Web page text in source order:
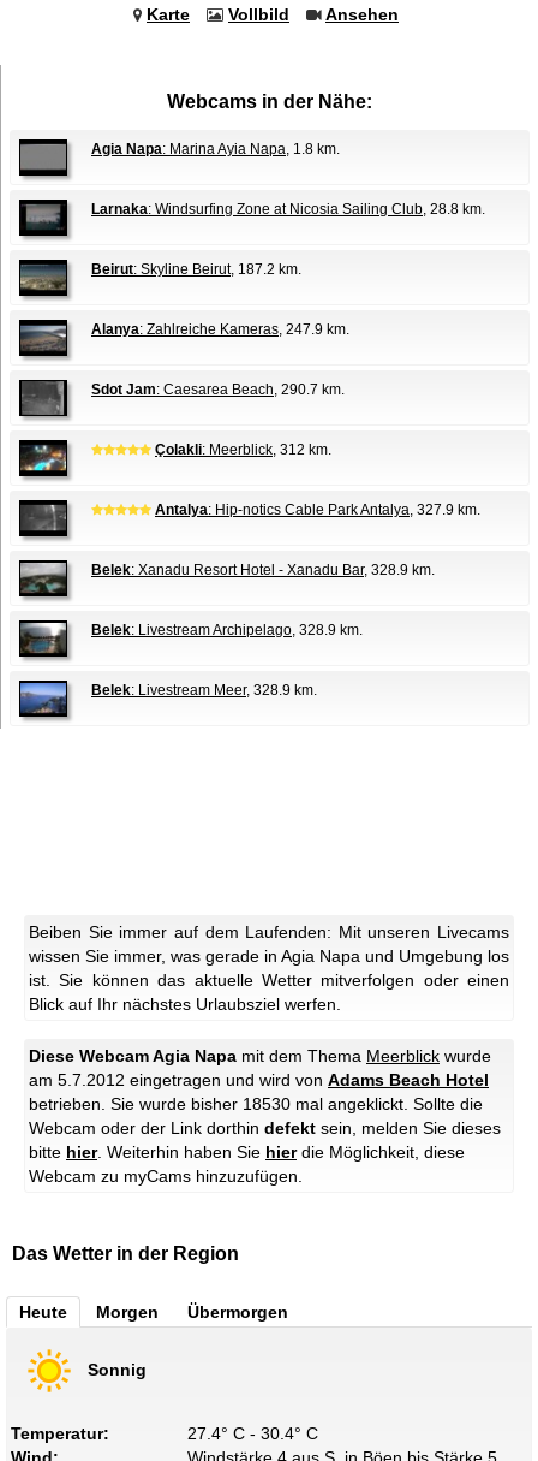
Karte Vollbild Ansehen
Webcams in der Nähe:
Agia Napa: Marina Ayia Napa, 1.8 km.
Larnaka: Windsurfing Zone at Nicosia Sailing Club, 28.8 km.
Beirut: Skyline Beirut, 187.2 km.
Alanya: Zahlreiche Kameras, 247.9 km.
Sdot Jam: Caesarea Beach, 290.7 km.
Çolakli: Meerblick, 312 km.
Antalya: Hip-notics Cable Park Antalya, 327.9 km.
Belek: Xanadu Resort Hotel - Xanadu Bar, 328.9 km.
Belek: Livestream Archipelago, 328.9 km.
Belek: Livestream Meer, 328.9 km.
Beiben Sie immer auf dem Laufenden: Mit unseren Livecams
wissen Sie immer, was gerade in Agia Napa und Umgebung los
ist. Sie können das aktuelle Wetter mitverfolgen oder einen
Blick auf Ihr nächstes Urlaubsziel werfen.
Diese Webcam Agia Napa mit dem Thema Meerblick wurde
am 5.7.2012 eingetragen und wird von Adams Beach Hotel
betrieben. Sie wurde bisher 18530 mal angeklickt. Sollte die
Webcam oder der Link dorthin defekt sein, melden Sie dieses
bitte hier. Weiterhin haben Sie hierdie Möglichkeit, diese
Webcam zu myCams hinzuzufügen.
Das Wetter in der Region
Heute Morgen Übermorgen
Sonnig
Temperatur:
27.4° C - 30.4° C